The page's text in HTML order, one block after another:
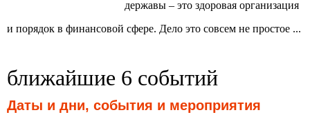
державы – это здоровая организация
и порядок в финансовой сфере. Дело это совсем не простое ...
ближайшие 6 событий
Даты и дни, события и мероприятия